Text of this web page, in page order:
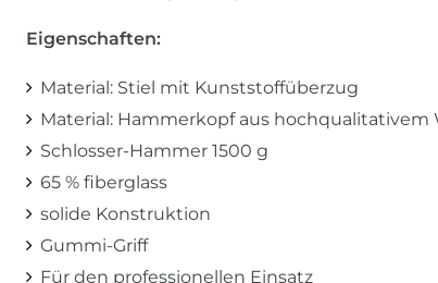
Eigenschaften:
Material: Stiel mit Kunststoffüberzug
Material: Hammerkopf aus hochqualitativem
Schlosser-Hammer 1500 g
65 % fiberglass
solide Konstruktion
Gummi-Griff
Für den professionellen Einsatz